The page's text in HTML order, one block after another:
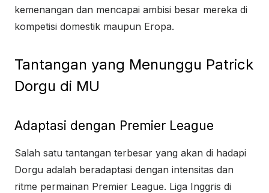
kemenangan dan mencapai ambisi besar mereka di
kompetisi domestik maupun Eropa.
Tantangan yang Menunggu Patrick
Dorgu di MU
Adaptasi dengan Premier League
Salah satu tantangan terbesar yang akan di hadapi
Dorgu adalah beradaptasi dengan intensitas dan
ritme permainan Premier League. Liga Inggris di